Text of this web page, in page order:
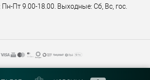
Пт 9.00-18.00. Выходные: Сб, Вс, гос.